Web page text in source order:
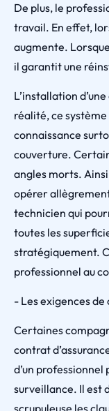
De plus, le
travail. En effet,
augmente.
il garantit une
L’installation
réalité, ce
connaissance
couverture.
angles morts.
opérer
technicien qui
toutes les
stratégiquement.
professionnel au
- Les exigences de
Certaines
contrat
d’un professionnel
surveillance. Il est
scrupuleuse les